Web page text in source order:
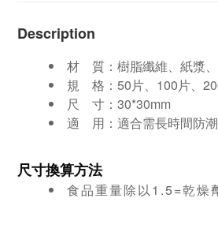
Description
材 質：樹脂纖維、紙漿
規 格：50片、100片、
尺 寸： 30*30mm
適 用： 適合需長時間防潮
尺寸換算方法
食品重量除以1.5=乾燥